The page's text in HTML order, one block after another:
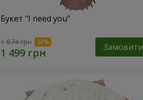
Букет "I need you"
1 874 грн Замовити